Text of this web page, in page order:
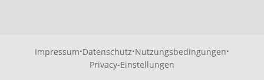
Impressum·Datenschutz·Nutzungsbedingungen·
Privacy-Einstellungen